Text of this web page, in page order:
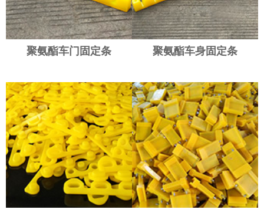
聚氨酯车门固定条 聚氨酯车身固定条